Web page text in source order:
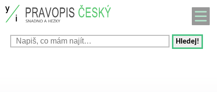
Hledej!